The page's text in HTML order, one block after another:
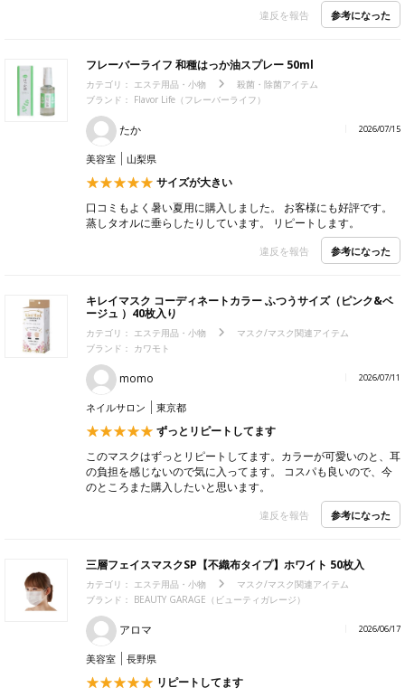
違反を報告 参考になった
フレーバーライフ 和種はっか油スプレー 50ml
カテゴリ： エステ用品・小物
殺菌・除菌アイテム
ブランド： Flavor Life（フレーバーライフ）
たか 2026/07/15
美容室 山梨県
サイズが大きい
口コミもよく暑い夏用に購入しました。 お客様にも好評です。
蒸しタオルに垂らしたりしています。 リピートします。
違反を報告 参考になった
キレイマスク コーディネートカラー ふつうサイズ（ピンク&ベ
ージュ ）40枚入り
カテゴリ： エステ用品・小物
マスク/マスク関連アイテム
ブランド： カワモト
momo 2026/07/11
ネイルサロン 東京都
ずっとリピートしてます
このマスクはずっとリピートしてます。カラーが可愛いのと、耳
の負担を感じないので気に入ってます。 コスパも良いので、今
のところまた購入したいと思います。
違反を報告 参考になった
三層フェイスマスクSP【不織布タイプ】ホワイト 50枚入
カテゴリ： エステ用品・小物
マスク/マスク関連アイテム
ブランド： BEAUTY GARAGE（ビューティガレージ）
アロマ 2026/06/17
美容室 長野県
リピートしてます